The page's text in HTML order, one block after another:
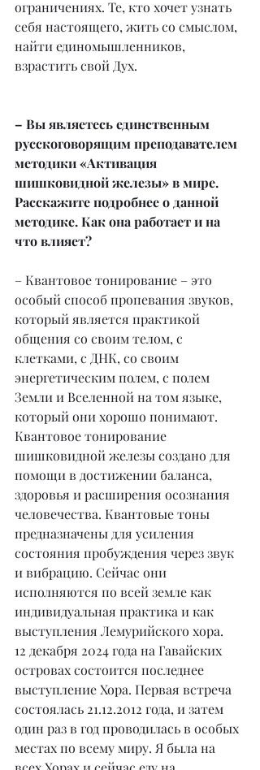
ограничениях. Те, кто хочет узнать
себя настоящего, жить со смыслом,
найти единомышленников,
взрастить свой Дух.
– Вы являетесь единственным
русскоговорящим преподавателем
методики «Активация
шишковидной железы» в мире.
Расскажите подробнее о данной
методике. Как она работает и на
что влияет?
– Квантовое тонирование – это
особый способ пропевания звуков,
который является практикой
общения со своим телом, с
клетками, с ДНК, со своим
энергетическим полем, с полем
Земли и Вселенной на том языке,
который они хорошо понимают.
Квантовое тонирование
шишковидной железы создано для
помощи в достижении баланса,
здоровья и расширения осознания
человечества. Квантовые тоны
предназначены для усиления
состояния пробуждения через звук
и вибрацию. Сейчас они
исполняются по всей земле как
индивидуальная практика и как
выступления Лемурийского хора.
12 декабря 2024 года на Гавайских
островах состоится последнее
выступление Хора. Первая встреча
состоялась 21.12.2012 года, и затем
один раз в год проводилась в особых
местах по всему миру. Я была на